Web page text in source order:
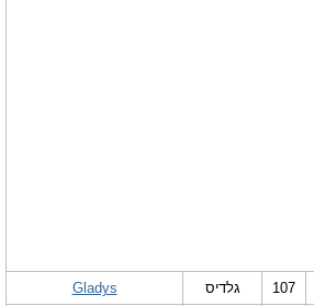
Gladys גלדיס 107